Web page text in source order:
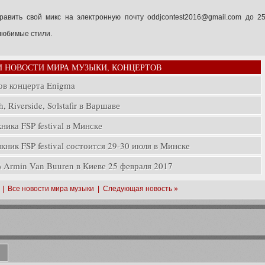
свой микс на электронную почту oddjcontest2016@gmail.com до 25
стили.
МИРА МУЗЫКИ, КОНЦЕРТОВ
концерта Enigma
Riverside, Solstafir в Варшаве
FSP festival в Минске
FSP festival состоится 29-30 июля в Минске
Van Buuren в Киеве 25 февраля 2017
Все новости мира музыки Следующая новость »